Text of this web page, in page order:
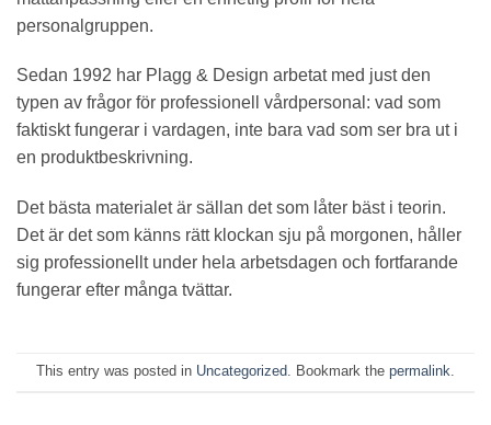
personalgruppen.
Sedan 1992 har Plagg & Design arbetat med just den
typen av frågor för professionell vårdpersonal: vad som
faktiskt fungerar i vardagen, inte bara vad som ser bra ut i
en produktbeskrivning.
Det bästa materialet är sällan det som låter bäst i teorin.
Det är det som känns rätt klockan sju på morgonen, håller
sig professionellt under hela arbetsdagen och fortfarande
fungerar efter många tvättar.
This entry was posted in Uncategorized. Bookmark the permalink.